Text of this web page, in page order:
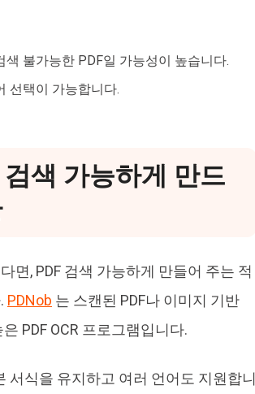
불가능한 PDF일 가능성이 높습니다.
선택이 가능합니다.
색 가능하게 만드
면, PDF 검색 가능하게 만들어 주는 적
PDNob 는 스캔된 PDF나 이미지 기반
PDF OCR 프로그램입니다.
서식을 유지하고 여러 언어도 지원합니